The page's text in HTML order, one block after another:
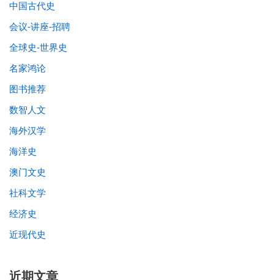
中国古代史
会议-讲座-招聘
全球史-世界史
名家鸿论
图书推荐
数智人文
海外汉学
海洋史
澳门文史
社科文学
经济史
近现代史
近期文章